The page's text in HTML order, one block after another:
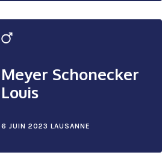
Meyer Schonecker
Louis
6 JUIN 2023 LAUSANNE